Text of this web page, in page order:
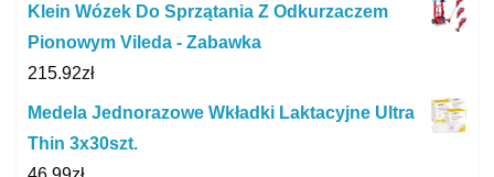
Klein Wózek Do Sprzątania Z Odkurzaczem
Pionowym Vileda - Zabawka
215.92zł
Medela Jednorazowe Wkładki Laktacyjne Ultra
Thin 3x30szt.